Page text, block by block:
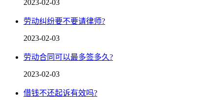
2023-02-03
劳动纠纷要不要请律师?
2023-02-03
劳动合同可以最多签多久?
2023-02-03
借钱不还起诉有效吗?